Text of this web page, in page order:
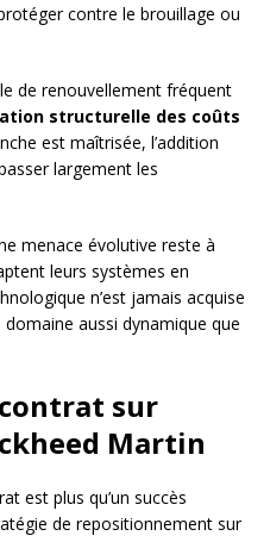
contre le brouillage ou
de renouvellement fréquent
structurelle des coûts
est maîtrisée, l’addition
largement les
menace évolutive reste à
leurs systèmes en
n’est jamais acquise
aussi dynamique que
sur
Martin
est plus qu’un succès
de repositionnement sur